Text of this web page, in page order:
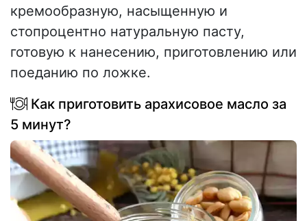
кремообразную, насыщенную и
стопроцентно натуральную пасту,
готовую к нанесению, приготовлению или
поеданию по ложке.
Как приготовить арахисовое масло за
5 минут?